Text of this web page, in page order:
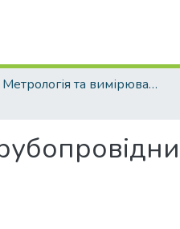
Метрологія та вимірювальна техніка (рівень магістр)